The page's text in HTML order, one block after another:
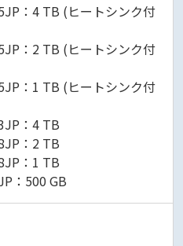
：4 TB (ヒートシンク付
：2 TB (ヒートシンク付
：1 TB (ヒートシンク付
：4 TB
：2 TB
：1 TB
：500 GB